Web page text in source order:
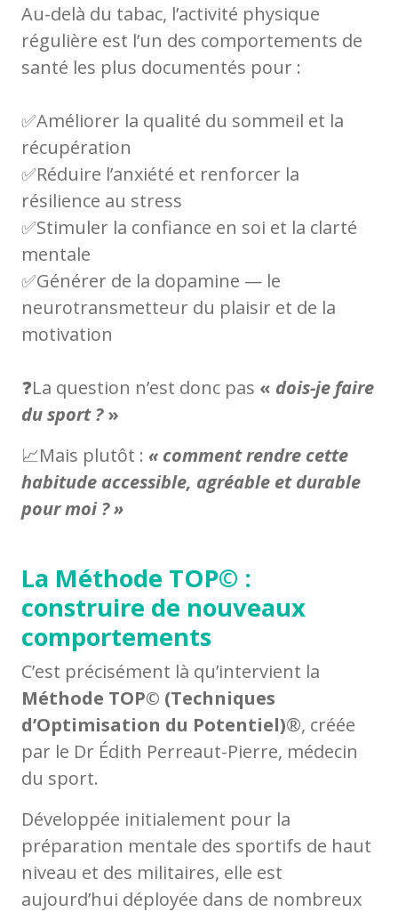
Au-delà du tabac, l’activité physique
régulière est l’un des comportements de
santé les plus documentés pour :
✅Améliorer la qualité du sommeil et la
récupération
✅Réduire l’anxiété et renforcer la
résilience au stress
✅Stimuler la confiance en soi et la clarté
mentale
✅Générer de la dopamine — le
neurotransmetteur du plaisir et de la
motivation
❓La question n’est donc pas « dois-je faire
du sport ?»
📈Mais plutôt : « comment rendre cette
habitude accessible, agréable et durable
pour moi ? »
La Méthode TOP© :
construire de nouveaux
comportements
C’est précisément là qu’intervient la
Méthode TOP© (Techniques
d’Optimisation du Potentiel)®, créée
par le Dr Édith Perreaut-Pierre, médecin
du sport.
Développée initialement pour la
préparation mentale des sportifs de haut
niveau et des militaires, elle est
aujourd’hui déployée dans de nombreux